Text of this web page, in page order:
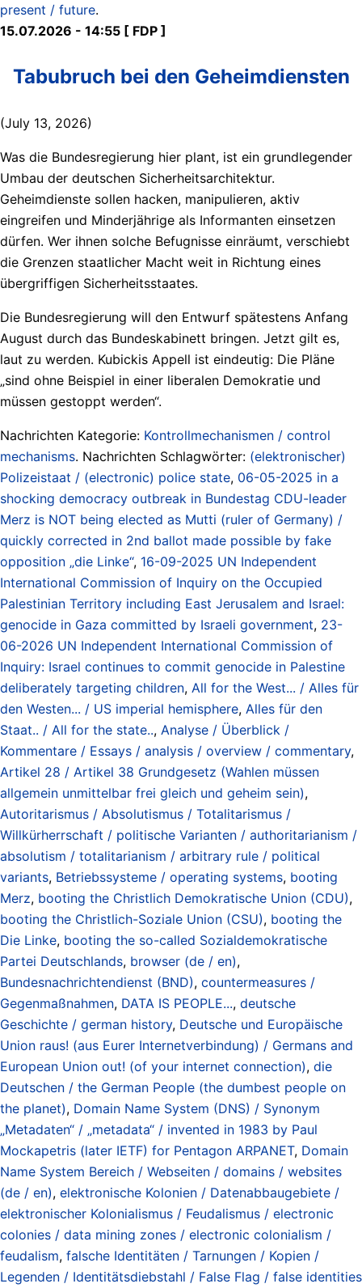
present / future.
15.07.2026 - 14:55 [ FDP ]
Tabubruch bei den Geheimdiensten
(July 13, 2026)
Was die Bundesregierung hier plant, ist ein grundlegender
Umbau der deutschen Sicherheitsarchitektur.
Geheimdienste sollen hacken, manipulieren, aktiv
eingreifen und Minderjährige als Informanten einsetzen
dürfen. Wer ihnen solche Befugnisse einräumt, verschiebt
die Grenzen staatlicher Macht weit in Richtung eines
übergriffigen Sicherheitsstaates.
Die Bundesregierung will den Entwurf spätestens Anfang
August durch das Bundeskabinett bringen. Jetzt gilt es,
laut zu werden. Kubickis Appell ist eindeutig: Die Pläne
„sind ohne Beispiel in einer liberalen Demokratie und
müssen gestoppt werden“.
Nachrichten Kategorie: Kontrollmechanismen / control
mechanisms. Nachrichten Schlagwörter: (elektronischer)
Polizeistaat / (electronic) police state, 06-05-2025 in a
shocking democracy outbreak in Bundestag CDU-leader
Merz is NOT being elected as Mutti (ruler of Germany) /
quickly corrected in 2nd ballot made possible by fake
opposition „die Linke“, 16-09-2025 UN Independent
International Commission of Inquiry on the Occupied
Palestinian Territory including East Jerusalem and Israel:
genocide in Gaza committed by Israeli government, 23-
06-2026 UN Independent International Commission of
Inquiry: Israel continues to commit genocide in Palestine
deliberately targeting children, All for the West... / Alles für
den Westen... / US imperial hemisphere, Alles für den
Staat.. / All for the state.., Analyse / Überblick /
Kommentare / Essays / analysis / overview / commentary,
Artikel 28 / Artikel 38 Grundgesetz (Wahlen müssen
allgemein unmittelbar frei gleich und geheim sein),
Autoritarismus / Absolutismus / Totalitarismus /
Willkürherrschaft / politische Varianten / authoritarianism /
absolutism / totalitarianism / arbitrary rule / political
variants, Betriebssysteme / operating systems, booting
Merz, booting the Christlich Demokratische Union (CDU),
booting the Christlich-Soziale Union (CSU), booting the
Die Linke, booting the so-called Sozialdemokratische
Partei Deutschlands, browser (de / en),
Bundesnachrichtendienst (BND), countermeasures /
Gegenmaßnahmen, DATA IS PEOPLE..., deutsche
Geschichte / german history, Deutsche und Europäische
Union raus! (aus Eurer Internetverbindung) / Germans and
European Union out! (of your internet connection), die
Deutschen / the German People (the dumbest people on
the planet), Domain Name System (DNS) / Synonym
„Metadaten“ / „metadata“ / invented in 1983 by Paul
Mockapetris (later IETF) for Pentagon ARPANET, Domain
Name System Bereich / Webseiten / domains / websites
(de / en), elektronische Kolonien / Datenabbaugebiete /
elektronischer Kolonialismus / Feudalismus / electronic
colonies / data mining zones / electronic colonialism /
feudalism, falsche Identitäten / Tarnungen / Kopien /
Legenden / Identitätsdiebstahl / False Flag / false identities